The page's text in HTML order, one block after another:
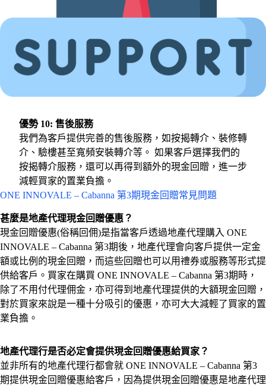
優勢 10: 售後服務
我們為客戶提供完善的售後服務，如按揭轉介、裝修轉
介、驗樓甚至寬頻安裝轉介等。 如果客戶選擇我們的
按揭轉介服務，還可以再得到額外的現金回贈，進一步
減輕買家的置業負擔。
ONE INNOVALE – Cabanna 第3期現金回贈常見問題
甚麼是地產代理現金回贈優惠？
現金回贈優惠(俗稱回佣)是指當客戶透過地產代理購入 ONE
INNOVALE – Cabanna 第3期後，地產代理會向客戶提供一定金
額或比例的現金回贈，而這些回贈也可以用禮券或服務等形式提
供給客戶。買家在購買 ONE INNOVALE – Cabanna 第3期時，
除了不用付代理佣金，亦可得到地產代理提供的大額現金回贈，
對於買家來說是一種十分吸引的優惠，亦可大大減輕了買家的置
業負擔。
地產代理行是否必定會提供現金回贈優惠給買家？
並非所有的地產代理行都會就 ONE INNOVALE – Cabanna 第3
期提供現金回贈優惠給客戶，因為提供現金回贈優惠是地產代理